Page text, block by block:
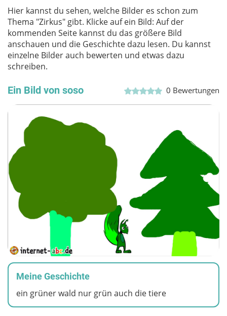
Hier kannst du sehen, welche Bilder es schon zum
Thema "Zirkus" gibt. Klicke auf ein Bild: Auf der
kommenden Seite kannst du das größere Bild
anschauen und die Geschichte dazu lesen. Du kannst
einzelne Bilder auch bewerten und etwas dazu
schreiben.
Ein Bild von soso 0 Bewertungen
Meine Geschichte
ein grüner wald nur grün auch die tiere